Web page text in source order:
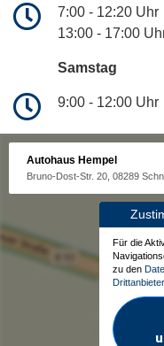
7:00 - 12:20 Uhr
13:00 - 17:00
Samstag
9:00 - 12:00 Uhr
Autohaus Hempel
Bruno-Dost-Str. 20, 08289
Für die
zu den